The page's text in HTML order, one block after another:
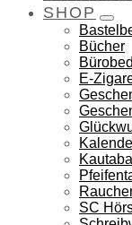
SHOP
Bücher
E-
SC